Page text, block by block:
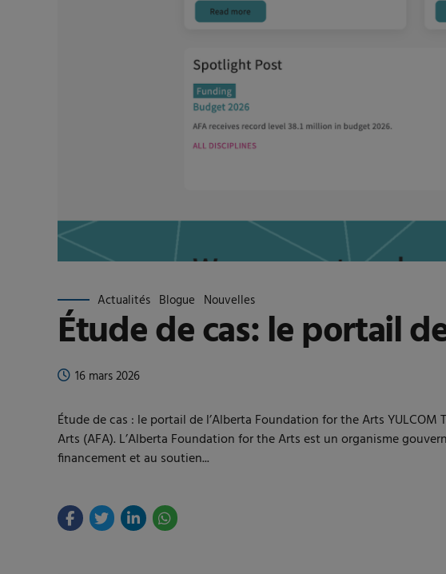
Actualités Blogue Nouvelles
Étude de cas: le portail
16 mars 2026
Étude de cas : le portail de l’Alberta Foundation for the Arts
Arts (AFA). L’Alberta Foundation for the Arts est un organisme
financement et au soutien...